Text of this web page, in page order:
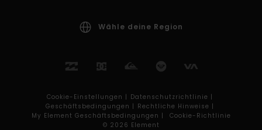
Wähle deine Region
Cookie-Einstellungen | Datenschutzrichtlinie |
Geschäftsbedingungen | Rechtliche Hinweise |
My Element Geschäftsbedingungen |
Cookie-Richtlinie
© 2026 Element